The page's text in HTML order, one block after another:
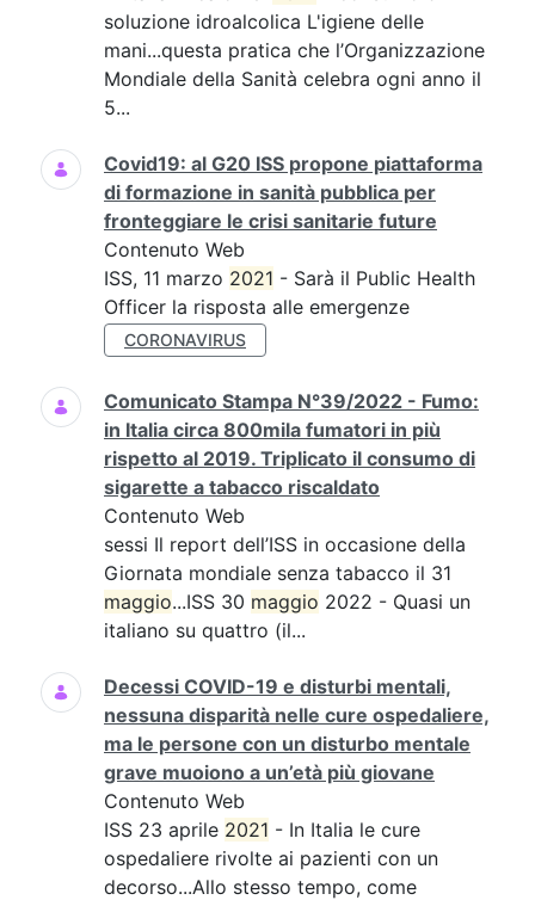
soluzione idroalcolica L'igiene delle
mani...questa pratica che l’Organizzazione
Mondiale della Sanità celebra ogni anno il
5...
Covid19: al G20 ISS propone piattaforma
di formazione in sanità pubblica per
fronteggiare le crisi sanitarie future
Contenuto Web
ISS, 11 marzo 2021 - Sarà il Public Health
Officer la risposta alle emergenze
CORONAVIRUS
Comunicato Stampa N°39/2022 - Fumo:
in Italia circa 800mila fumatori in più
rispetto al 2019. Triplicato il consumo di
sigarette a tabacco riscaldato
Contenuto Web
sessi Il report dell’ISS in occasione della
Giornata mondiale senza tabacco il 31
maggio...ISS 30 maggio 2022 - Quasi un
italiano su quattro (il...
Decessi COVID-19 e disturbi mentali,
nessuna disparità nelle cure ospedaliere,
ma le persone con un disturbo mentale
grave muoiono a un’età più giovane
Contenuto Web
ISS 23 aprile 2021 - In Italia le cure
ospedaliere rivolte ai pazienti con un
decorso...Allo stesso tempo, come